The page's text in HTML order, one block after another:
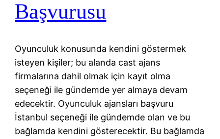
Başvurusu
Oyunculuk konusunda kendini göstermek
isteyen kişiler; bu alanda cast ajans
firmalarına dahil olmak için kayıt olma
seçeneği ile gündemde yer almaya devam
edecektir. Oyunculuk ajansları başvuru
İstanbul seçeneği ile gündemde olan ve bu
bağlamda kendini gösterecektir. Bu bağlamda